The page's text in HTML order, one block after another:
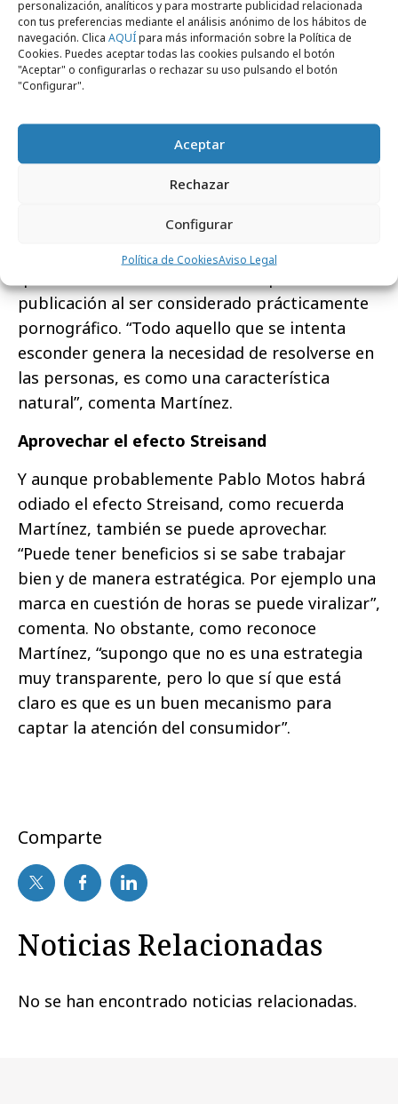
personalización, analíticos y para mostrarte publicidad relacionada
con tus preferencias mediante el análisis anónimo de los hábitos de
navegación. Clica AQUÍpara más información sobre la Política de
Cookies. Puedes aceptar todas las cookies pulsando el botón
"Aceptar" o configurarlas o rechazar su uso pulsando el botón
"Configurar".
Aceptar
Rechazar
Configurar
Política de CookiesAviso Legal
de la curiosidad del ser humano y su
necesidad de conocer aquello que se le
quiere ocultar. De hecho, la Historia está llena
convertirse en clásicos. Es el caso de El origen
de las especies de Charles Darwin, censurado
en Reino Unido, Grecia y Yugoslavia porque sus
la evolución contradecían los supuestos
creacionistas bíblicos. O Lolita de Nabokov
publicación al ser considerado prácticamente
pornográfico. “Todo aquello que se intenta
esconder genera la necesidad de resolverse en
las personas, es como una característica
natural”, comenta Martínez.
Aprovechar el efecto Streisand
Y aunque probablemente Pablo Motos habrá
odiado el efecto Streisand, como recuerda
Martínez, también se puede aprovechar.
“Puede tener beneficios si se sabe trabajar
bien y de manera estratégica. Por ejemplo una
marca en cuestión de horas se puede viralizar”,
comenta. No obstante, como reconoce
Martínez, “supongo que no es una estrategia
muy transparente, pero lo que sí que está
claro es que es un buen mecanismo para
captar la atención del consumidor”.
Comparte
Noticias Relacionadas
No se han encontrado noticias relacionadas.